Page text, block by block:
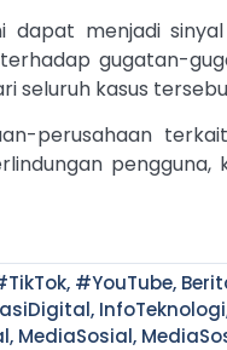
dapat menjadi
gugatan-
seluruh kasus
perusahaan
, #YouTube,
, InfoTeknologi
, MediaSosial,